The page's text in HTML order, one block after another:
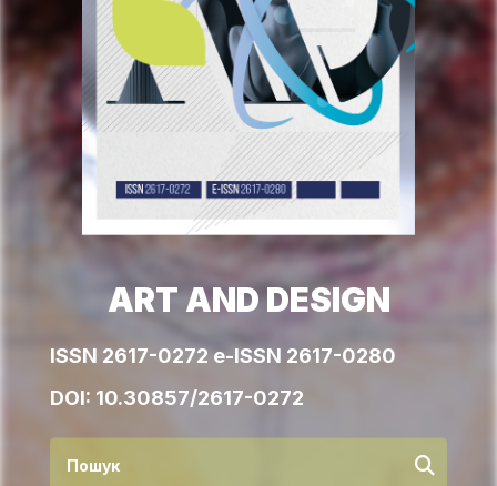
ART AND DESIGN
ISSN 2617-0272 e-ISSN 2617-0280
DOI: 10.30857/2617-0272